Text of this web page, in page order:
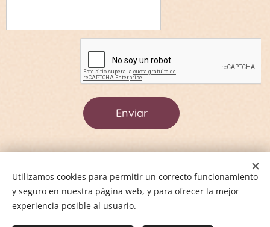
Enviar
Política de privacidad
Utilizamos cookies para permitir un correcto funcionamiento
y seguro en nuestra página web, y para ofrecer la mejor
experiencia posible al usuario.